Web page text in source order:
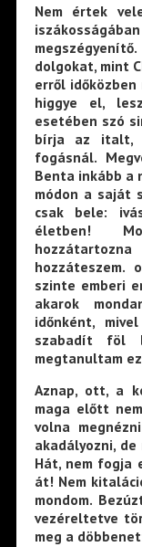
Nem értek
dolgokat, mint
erről időközben
higgye el,
esetében szó
bírja az italt,
fogásnál.
Benta inkább a
módon a saját
csak bele:
életben!
hozzáteszem.
szinte emberi
akarok
időnként,
szabadít föl
megtanultam
Aznap, ott, a
maga előtt
volna
akadályozni,
Hát, nem fogja
át! Nem
mondom.
vezéreltetve
meg a